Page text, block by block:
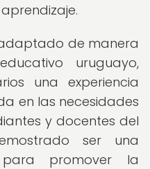
de manera
uruguayo,
una experiencia
en las necesidades
y docentes del
ser una
para promover la